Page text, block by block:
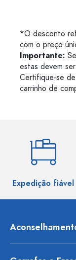
*O desconto
com o preço
Importante:
estas devem
Certifique-se
carrinho de
Expedição fiável